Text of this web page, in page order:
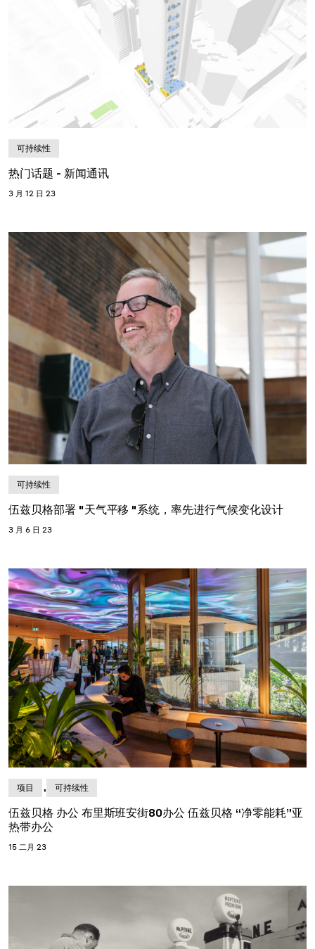
可持续性
热门话题 - 新闻通讯
3 月 12 日 23
可持续性
伍兹贝格部署 "天气平移 "系统，率先进行气候变化设计
3 月 6 日 23
项目 , 可持续性
伍兹贝格 办公 布里斯班安街80办公 伍兹贝格 “净零能耗”亚
热带办公
15 二月 23